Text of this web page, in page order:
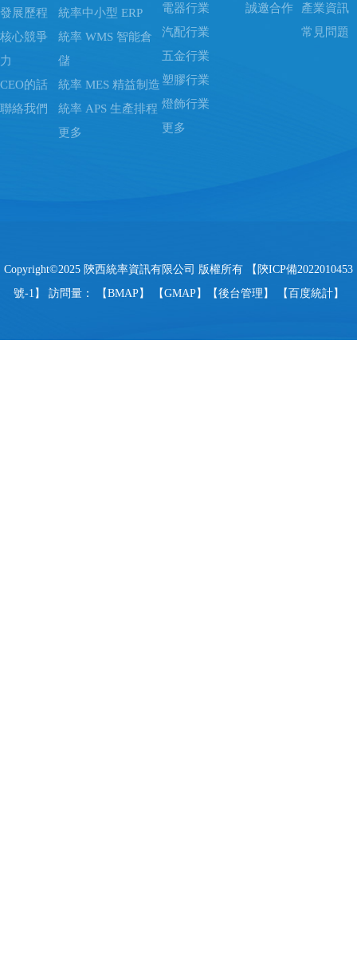
發展歷程
核心競爭
力
CEO的話
聯絡我們
統率中小型 ERP
統率 WMS 智能倉
儲
統率 MES 精益制造
統率 APS 生產排程
更多
電器行業
汽配行業
五金行業
塑膠行業
燈飾行業
更多
誠邀合作
產業資訊
常見問題
Copyright©2025 陝西統率資訊有限公司 版權所有 【 陝ICP備2022010453
號-1 】 訪問量： 【BMAP】 【GMAP】【後台管理 】 【百度統計】